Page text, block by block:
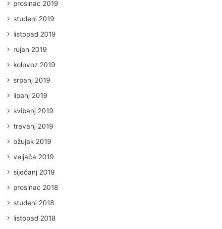
prosinac 2019
studeni 2019
listopad 2019
rujan 2019
kolovoz 2019
srpanj 2019
lipanj 2019
svibanj 2019
travanj 2019
ožujak 2019
veljača 2019
siječanj 2019
prosinac 2018
studeni 2018
listopad 2018